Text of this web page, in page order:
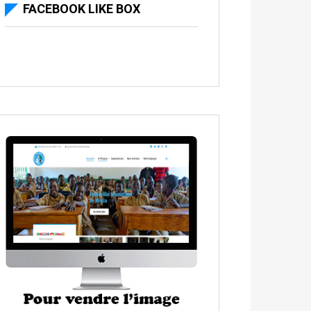
FACEBOOK LIKE BOX